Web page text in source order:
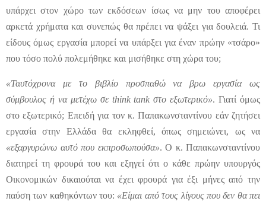
υπάρχει στον χώρο των εκδόσεων ίσως να μην του αποφέρει
αρκετά χρήματα και συνεπώς θα πρέπει να ψάξει για δουλειά. Τι
είδους όμως εργασία μπορεί να υπάρξει για έναν πρώην «τσάρο»
που τόσο πολύ πολεμήθηκε και μισήθηκε στη χώρα του;
«Ταυτόχρονα με το βιβλίο προσπαθώ να βρω εργασία ως
σύμβουλος ή να μετέχω σε think tank στο εξωτερικό». Γιατί όμως
στο εξωτερικό; Επειδή για τον κ. Παπακωνσταντίνου εάν ζητήσει
εργασία στην Ελλάδα θα εκληφθεί, όπως σημειώνει, ως να
«εξαργυρώνω αυτό που εκπροσωπούσα». Ο κ. Παπακωνσταντίνου
διατηρεί τη φρουρά του και εξηγεί ότι ο κάθε πρώην υπουργός
Οικονομικών δικαιούται να έχει φρουρά για έξι μήνες από την
παύση των καθηκόντων του: «Είμαι από τους λίγους που δεν θα πει